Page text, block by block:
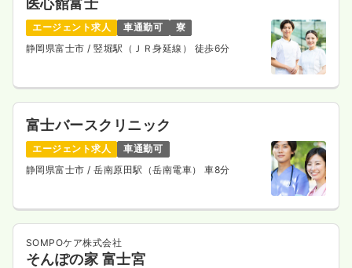
気になる 詳細を見る
日勤のみ（パート）
給与 時給 1,350〜1,800
円
時間
8:30～17:00
（休憩60分）
日祝休み
時給1,800円以上可
詳細を見る
透析正看護師
医心館富士
エージェント求人 車通勤可
寮
静岡県富士市 / 竪堀駅（ＪＲ身延線） 徒歩6分
富士バースクリニック
エージェント求人
車通勤可
静岡県富士市 / 岳南原田駅（岳南電車） 車8分
SOMPOケア株式会社
そんぽの家 富士宮